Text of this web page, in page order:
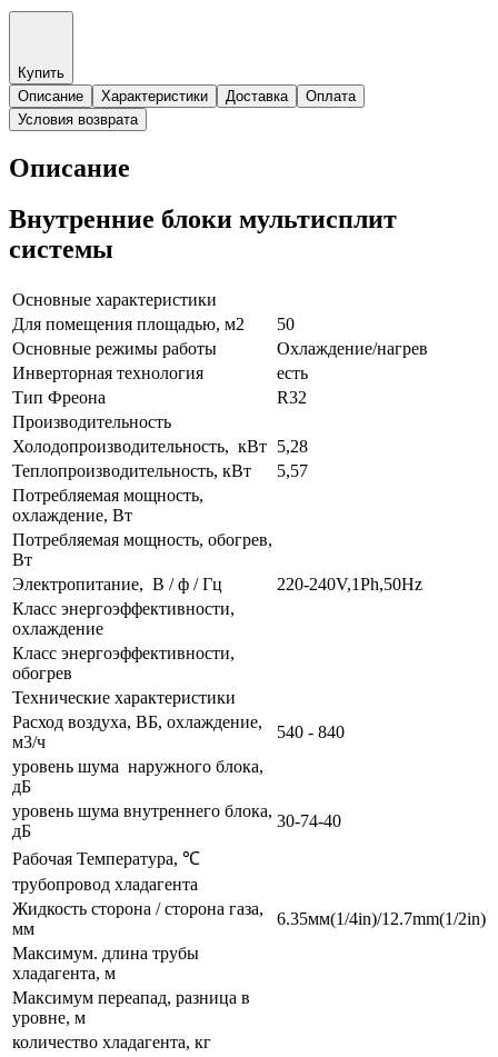
Купить
Описание
Характеристики Доставка
Оплата
Условия возврата
Описание
Внутренние блоки мультисплит
системы
Основные характеристики
Для помещения площадью, м2
50
Основные режимы работы
Охлаждение/нагрев
Инверторная технология
есть
Тип Фреона
R32
Производительность
Холодопроизводительность, кВт 5,28
Теплопроизводительность, кВт
5,57
Потребляемая мощность,
охлаждение, Вт
Потребляемая мощность, обогрев,
Вт
Электропитание, В / ф / Гц
220-240V,1Ph,50Hz
Класс энергоэффективности,
охлаждение
Класс энергоэффективности,
обогрев
Технические характеристики
Расход воздуха, ВБ, охлаждение,
м3/ч
540 - 840
уровень шума наружного блока,
дБ
уровень шума внутреннего блока,
дБ
30-74-40
Рабочая Температура, ℃
трубопровод хладагента
Жидкость сторона / сторона газа,
мм
6.35мм(1/4in)/12.7mm(1/2in)
Максимум. длина трубы
хладагента, м
Максимум переапад, разница в
уровне, м
количество хладагента, кг